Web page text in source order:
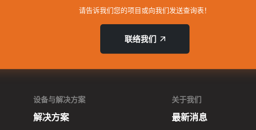
请告诉我们您的项目或向我们发送查询表！
联络我们
设备与解决方案
解决方案
关于我们
最新消息